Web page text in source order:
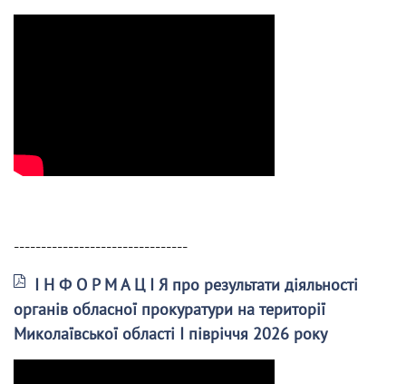
--------------------------------
І Н Ф О Р М А Ц І Я про результати діяльності
органів обласної прокуратури на території
Миколаївської області І півріччя 2026 року